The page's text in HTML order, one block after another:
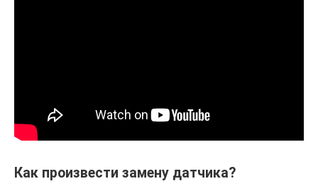
Как произвести замену датчика?